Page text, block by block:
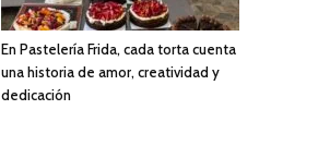
En Pastelería Frida, cada torta cuenta
una historia de amor, creatividad y
dedicación